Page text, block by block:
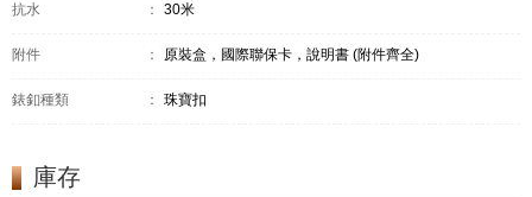
抗水 ： 30米
附件 ： 原裝盒，國際聯保卡，說明書 (附件齊全)
錶釦種類 ： 珠寶扣
庫存